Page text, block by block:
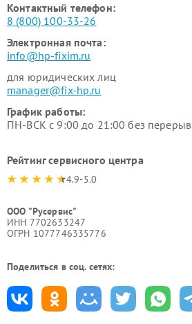
Контактный телефон:
8 (800) 100-33-26
Электронная почта:
info@hp-fixim.ru
для юридических лиц
manager@fix-hp.ru
График работы:
ПН-ВСК с 9:00 до 21:00 без
Рейтинг сервисного центра
4.9-5.0
ООО "Русервис"
ИНН 7702633247
ОГРН 1077746335776
Поделиться в соц. сетях: